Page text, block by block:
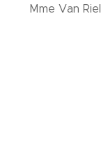
Mme Van Riel